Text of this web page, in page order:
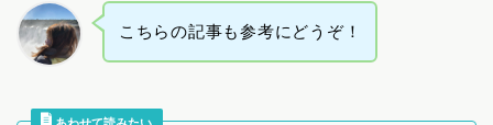
こちらの記事も参考にどうぞ！